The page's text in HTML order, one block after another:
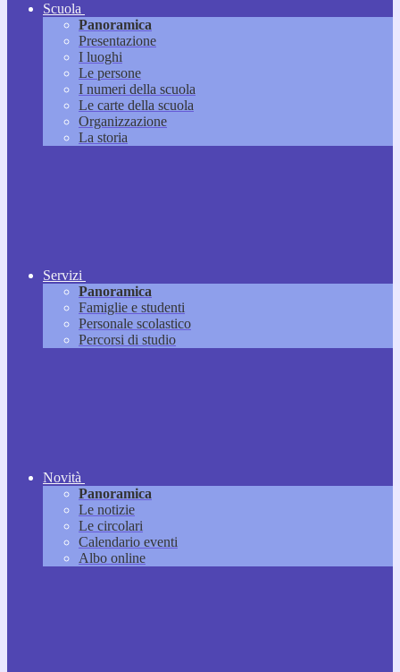
Scuola
Panoramica
Presentazione
I luoghi
Le persone
I numeri della scuola
Le carte della scuola
Organizzazione
La storia
Servizi
Panoramica
Famiglie e studenti
Personale scolastico
Percorsi di studio
Novità
Panoramica
Le notizie
Le circolari
Calendario eventi
Albo online